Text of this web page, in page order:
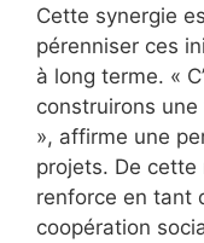
Cette synergie
pérenniser ces
à long terme. «
construirons
», affirme une
projets. De cette
renforce en tant
coopération